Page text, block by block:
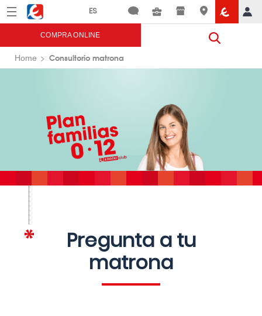
Menú Eroski
COMPRA ONLINE
Home Consultorio matrona
Pregunta a tu
matrona